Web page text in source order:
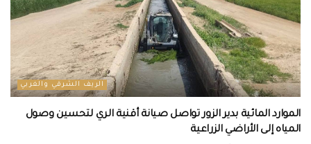
الريف الشرقي والغربي
الموارد المائية بدير الزور تواصل صيانة أقنية الري لتحسين وصول
المياه إلى الأراضي الزراعية